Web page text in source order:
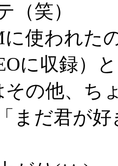
（笑）
使われた
に収録）
その他、ち
まだ君が